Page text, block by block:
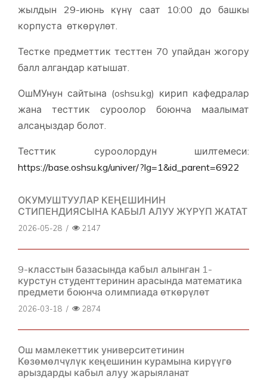
жылдын 29-июнь күнү саат 10:00 до башкы
корпуста өткөрүлөт.
Тестке предметтик тесттен 70 упайдан жогору
балл алгандар катышат.
ОшМУнун сайтына (oshsu.kg) кирип кафедралар
жана тесттик суроолор боюнча маалымат
алсаңыздар болот.
Тесттик суроолордун шилтемеси:
https://base.oshsu.kg/univer/?lg=1&id_parent=6922
ОКУМУШТУУЛАР КЕҢЕШИНИН
СТИПЕНДИЯСЫНА КАБЫЛ АЛУУ ЖҮРҮП ЖАТАТ
2026-05-28 / 2147
9-класстын базасында кабыл алынган 1-
курстун студенттеринин арасында математика
предмети боюнча олимпиада өткөрүлөт
2026-03-18 / 2874
Ош мамлекеттик университетинин
Көзөмөлчүлүк кеңешинин курамына кирүүгө
арыздарды кабыл алуу жарыяланат